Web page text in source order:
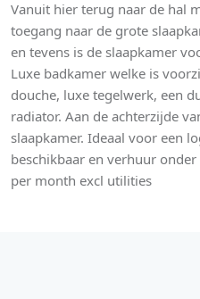
Vanuit hier terug naar de hal
toegang naar de grote
en tevens is de slaapkamer
Luxe badkamer welke is
douche, luxe tegelwerk, een
radiator. Aan de achterzijde
slaapkamer. Ideaal voor een
beschikbaar en verhuur
per month excl utilities